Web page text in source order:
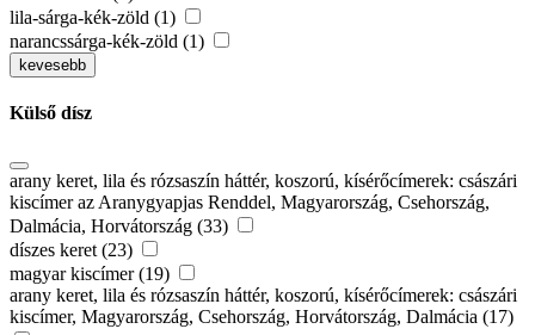
lila-sárga-kék-zöld (1)
narancssárga-kék-zöld (1)
kevesebb
Külső dísz
arany keret, lila és rózsaszín háttér, koszorú, kísérőcímerek: császári
kiscímer az Aranygyapjas Renddel, Magyarország, Csehország,
Dalmácia, Horvátország (33)
díszes keret (23)
magyar kiscímer (19)
arany keret, lila és rózsaszín háttér, koszorú, kísérőcímerek: császári
kiscímer, Magyarország, Csehország, Horvátország, Dalmácia (17)